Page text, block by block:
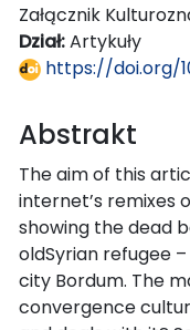
Załącznik
Dział:Artykuły
https://doi.org/
Abstrakt
The aim of this
internet’s remixes
showing the dead
oldSyrian refugee
city Bordum. The
convergence